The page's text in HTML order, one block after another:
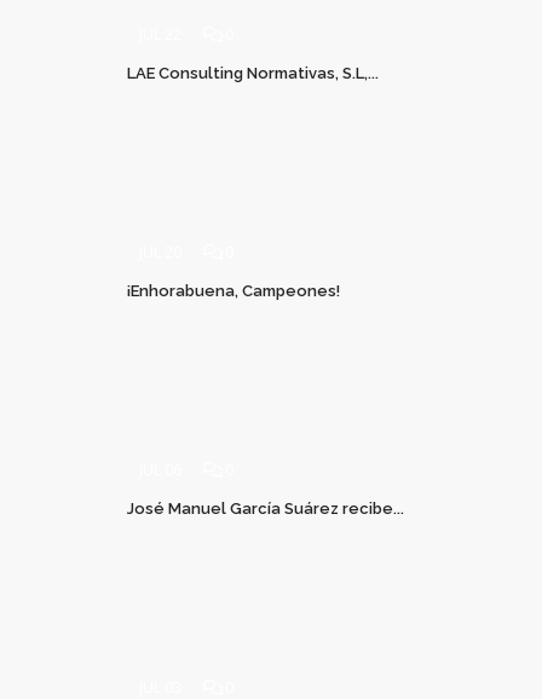
LAE Consulting Normativas, S.L,...
¡Enhorabuena, Campeones!
José Manuel García Suárez recibe...